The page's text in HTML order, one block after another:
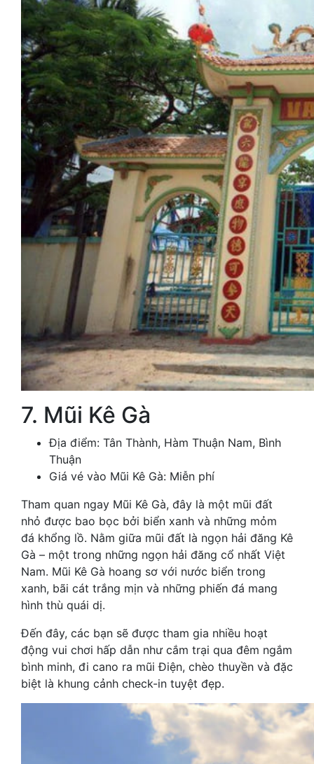
7. Mũi Kê Gà
Địa điểm: Tân Thành, Hàm Thuận Nam, Bình
Thuận
Giá vé vào Mũi Kê Gà: Miễn phí
Tham quan ngay Mũi Kê Gà, đây là một mũi đất
nhỏ được bao bọc bởi biển xanh và những mỏm
đá khổng lồ. Nằm giữa mũi đất là ngọn hải đăng Kê
Gà – một trong những ngọn hải đăng cổ nhất Việt
Nam. Mũi Kê Gà hoang sơ với nước biển trong
xanh, bãi cát trắng mịn và những phiến đá mang
hình thù quái dị.
Đến đây, các bạn sẽ được tham gia nhiều hoạt
động vui chơi hấp dẫn như cắm trại qua đêm ngắm
bình minh, đi cano ra mũi Điện, chèo thuyền và đặc
biệt là khung cảnh check-in tuyệt đẹp.